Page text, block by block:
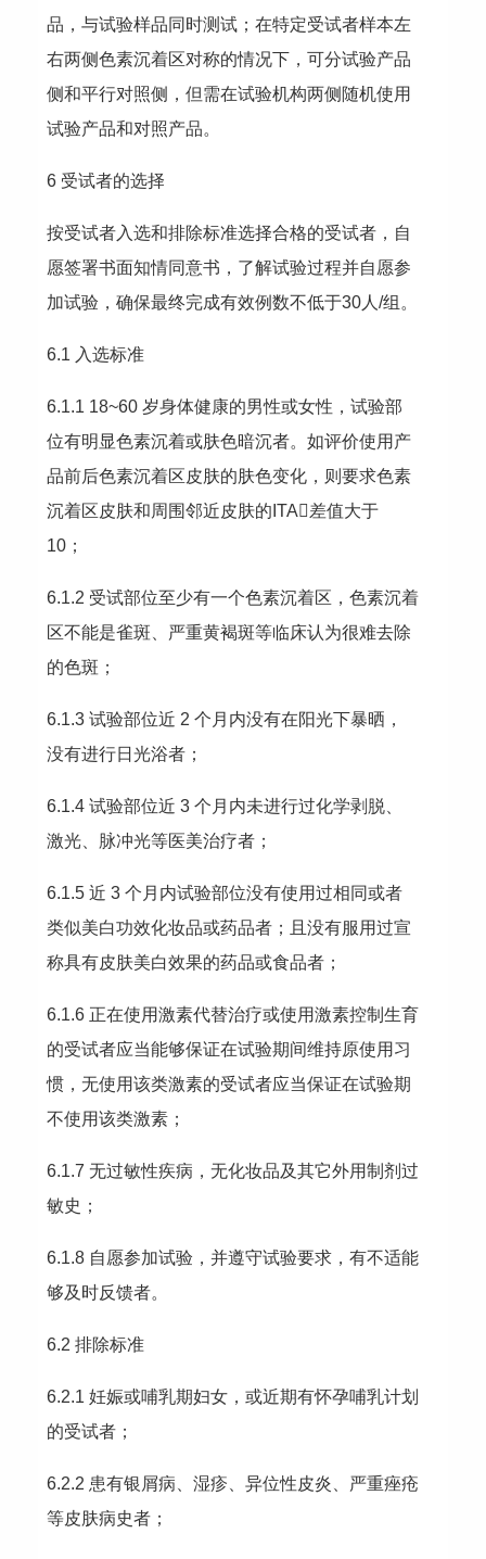
品，与试验样品同时测试；在特定受试者样本左
右两侧色素沉着区对称的情况下，可分试验产品
侧和平行对照侧，但需在试验机构两侧随机使用
试验产品和对照产品。
6 受试者的选择
按受试者入选和排除标准选择合格的受试者，自
愿签署书面知情同意书，了解试验过程并自愿参
加试验，确保最终完成有效例数不低于30人/组。
6.1 入选标准
6.1.1 18~60 岁身体健康的男性或女性，试验部
位有明显色素沉着或肤色暗沉者。如评价使用产
品前后色素沉着区皮肤的肤色变化，则要求色素
沉着区皮肤和周围邻近皮肤的ITA差值大于
10；
6.1.2 受试部位至少有一个色素沉着区，色素沉着
区不能是雀斑、严重黄褐斑等临床认为很难去除
的色斑；
6.1.3 试验部位近 2 个月内没有在阳光下暴晒，
没有进行日光浴者；
6.1.4 试验部位近 3 个月内未进行过化学剥脱、
激光、脉冲光等医美治疗者；
6.1.5 近 3 个月内试验部位没有使用过相同或者
类似美白功效化妆品或药品者；且没有服用过宣
称具有皮肤美白效果的药品或食品者；
6.1.6 正在使用激素代替治疗或使用激素控制生育
的受试者应当能够保证在试验期间维持原使用习
惯，无使用该类激素的受试者应当保证在试验期
不使用该类激素；
6.1.7 无过敏性疾病，无化妆品及其它外用制剂过
敏史；
6.1.8 自愿参加试验，并遵守试验要求，有不适能
够及时反馈者。
6.2 排除标准
6.2.1 妊娠或哺乳期妇女，或近期有怀孕哺乳计划
的受试者；
6.2.2 患有银屑病、湿疹、异位性皮炎、严重痤疮
等皮肤病史者；